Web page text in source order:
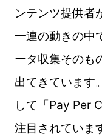
ンテンツ提供者
一連の動きの中
ータ収集そのも
出てきています
して「Pay Per
注目されていま